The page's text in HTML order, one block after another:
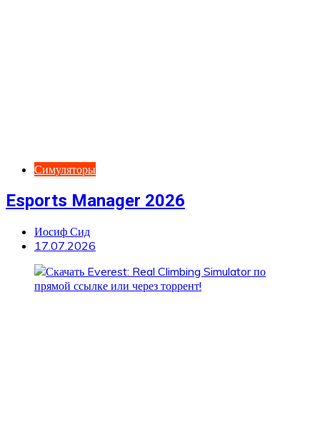
Симуляторы
Esports Manager 2026
Иосиф Сид
17.07.2026